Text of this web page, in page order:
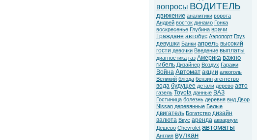
вопросы ВОДИТЕЛЬ
движение аналитики ворота
Андрей восток динамо Гонка
воскресенье Глубина врачи
Граждане автобус Аэропорт Груз
девушки Банки апрель высокий
гости девочки Введение выплаты
диагностика газ Америка важно
гибель Дизайнер Воздух Гаражи
Война Автомат акции алкоголь
Великий блюда бензин агентство
вода будущее детали дерево авто
газель Toyota данные ВАЗ
Гостиница болезнь деревня вид Двор
Nissan деревянные Белые
двигатель Богатство дизайн
валюта Вкус аренда аквариум
Дешево Chevrolet автоматы
Англия вулкан